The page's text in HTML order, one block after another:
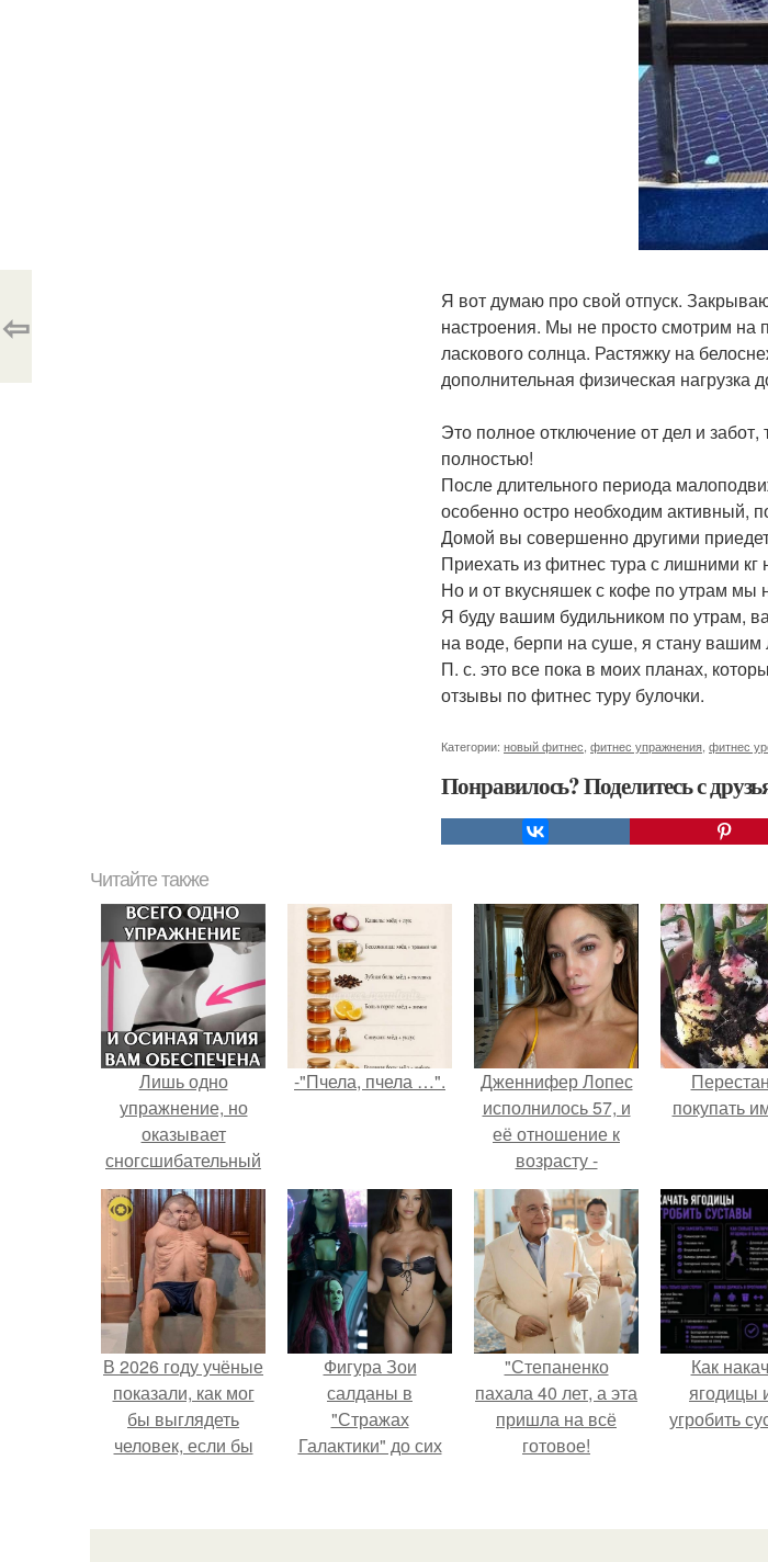
Я вот думаю про свой отпуск.
настроения. Мы не просто смотрим
ласкового солнца. Растяжку на
дополнительная физическая нагрузка
Это полное отключение от дел и
полностью!
После длительного периода
особенно остро необходим активный,
Домой вы совершенно другими
Приехать из фитнес тура с лишними кг
Но и от вкусняшек с кофе по утрам мы
Я буду вашим будильником по утрам,
на воде, берпи на суше, я стану
П. с. это все пока в моих планах,
отзывы по фитнес туру булочки.
Категории: новый фитнес фитнес упражнения фитнес
Понравилось? Поделитесь с
⇦
Читайте также
Лишь одно
упражнение, но
оказывает
сногсшибательный
эффект: "Осиная"
талия и плоский
живот - при этом
огромная польза
для здоровья!
-"Пчела, пчела …".
Дженнифер Лопес
исполнилось 57, и
её отношение к
возрасту -
настоящий
манифест
уверенности: "не
говорите, что я
отлично выгляжу
для 57.
покупать
В 2026 году учёные
показали, как мог
бы выглядеть
человек, если бы
специально для
Фигура Зои
салданы в
"Стражах
Галактики" до сих
"Степаненко
пахала 40 лет, а эта
пришла на всё
готовое!
Как
ягодицы
угробить